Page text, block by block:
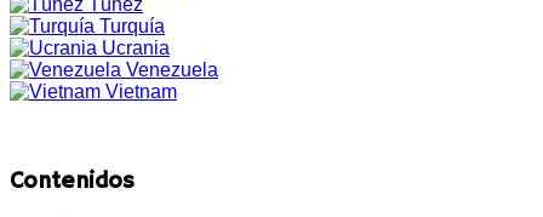
Túnez
Turquía
Ucrania
Venezuela
Vietnam
Contenidos